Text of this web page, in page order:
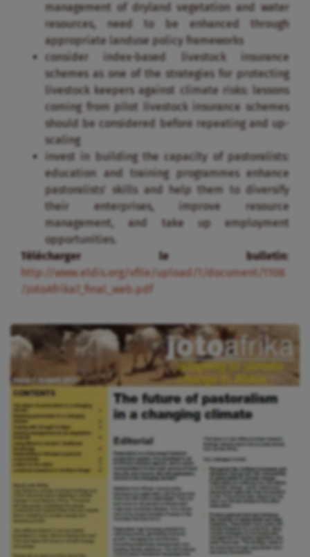
management of dryland vegetation and water
resources, need to be enhanced through
appropriate landuse policy frameworks
consider index-based livestock insurance
schemes as one of the strategies for protecting
livestock keepers against climate risks: lessons
coming from pilot livestock insurance schemes
should be considered before repeating and up-
scaling
invest in building the capacity of pastoralists:
education and training programmes enhance
pastoralists’ skills and help them to diversify
their enterprises, improve resource
management, and take up employment
opportunities.
Télécharger le bulletin:
http://www.eldis.org/vfile/upload/1/document/1108
/JotoAfrika7_final_web.pdf